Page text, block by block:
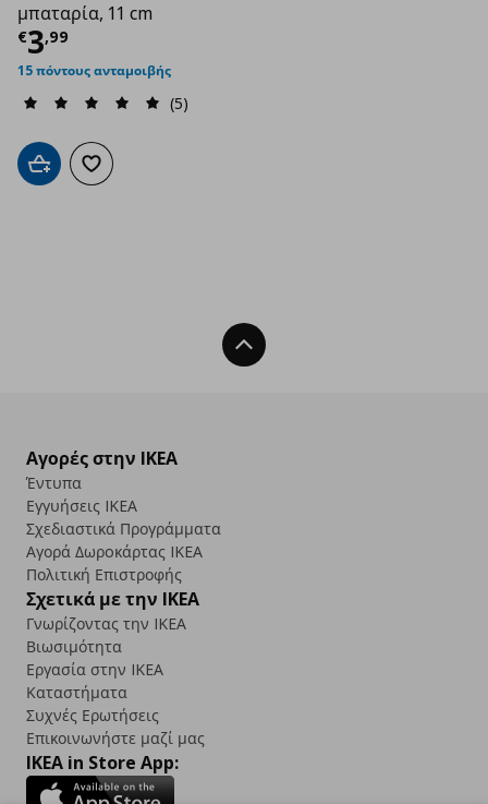
μπαταρία, 11 cm
€3,99
Τρέχουσα τιμή
15 πόντους ανταμοιβής
(5)
Προσθήκη στο καλάθι
Προσθήκη στα αγαπημένα
Back To Top
Αγορές στην IKEA
Έντυπα
Εγγυήσεις IKEA
Σχεδιαστικά Προγράμματα
Αγορά Δωρoκάρτας IKEA
Πολιτική Επιστροφής
Σχετικά με την IKEA
Γνωρίζοντας την IKEA
Βιωσιμότητα
Εργασία στην IKEA
Καταστήματα
Συχνές Ερωτήσεις
Επικοινωνήστε μαζί μας
IKEA in Store App: